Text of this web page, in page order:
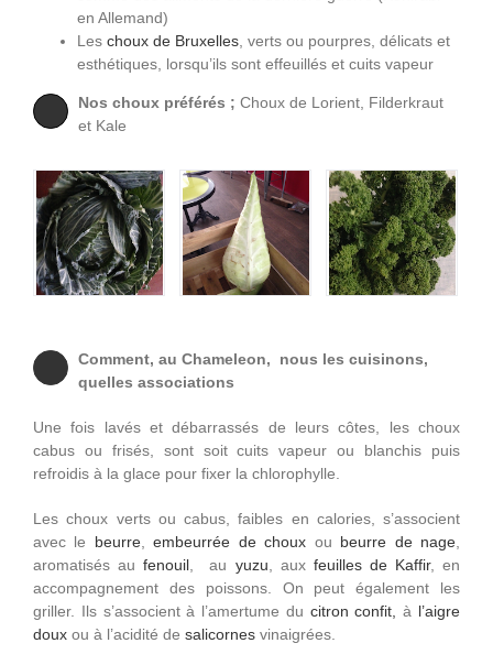
en Allemand)
Les choux de Bruxelles, verts ou pourpres, délicats et
esthétiques, lorsqu’ils sont effeuillés et cuits vapeur
Nos choux préférés ; Choux de Lorient, Filderkraut
et Kale
Comment, au Chameleon, nous les cuisinons,
quelles associations
Une fois lavés et débarrassés de leurs côtes, les choux
cabus ou frisés, sont soit cuits vapeur ou blanchis puis
refroidis à la glace pour fixer la chlorophylle.
Les choux verts ou cabus, faibles en calories, s’associent
avec le beurre,embeurrée de choux ou beurre de nage,
aromatisés aufenouil, au yuzu, aux feuilles de Kaffir, en
accompagnement des poissons. On peut également les
griller. Ils s’associent à l’amertume du citron confit, à l’aigre
doux ou à l’acidité de salicornes vinaigrées.